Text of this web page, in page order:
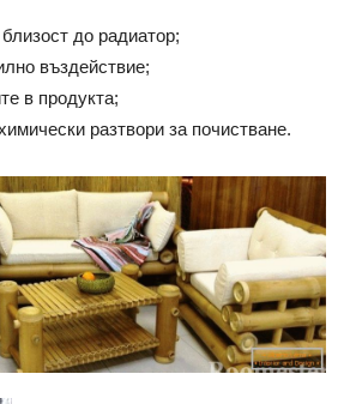
до радиатор;
въздействие;
в продукта;
разтвори за почистване.